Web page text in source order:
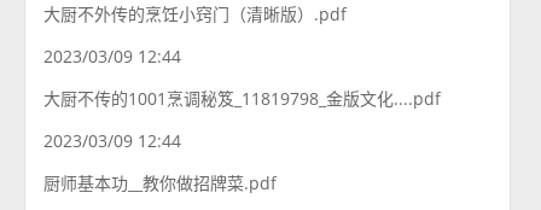
大厨不外传的烹饪小窍门（清晰版）.pdf
2023/03/09 12:44
大厨不传的1001烹调秘笈_11819798_金版文化....pdf
2023/03/09 12:44
厨师基本功__教你做招牌菜.pdf